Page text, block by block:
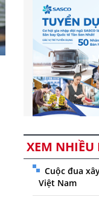
XEM NHIỀU
Cuộc đua
Việt Nam